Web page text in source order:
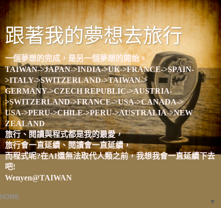
跟著我的夢想去旅行
一個夢想的完成，是另一個夢想的開始。
TAIWAN->JAPAN->INDIA->UK->FRANCE->SPAIN-
>ITALY->SWITZERLAND->TAIWAN->
GERMANY->CZECH REPUBLIC->AUSTRIA-
>SWITZERLAND->FRANCE->USA->CANADA->
USA->PERU->CHILE->PERU->AUSTRALIA->NEW
ZEALAND
旅行、閱讀與程式都是我的最愛，
旅行會一直延續、閱讀會一直延續，
而程式呢?在AI還無法取代人類之前，我想我會一直延續下去
吧!
Wenyen@TAIWAN
HOME
▼